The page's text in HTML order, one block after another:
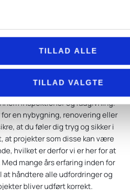
TILLAD ALLE
TILLAD VALGTE
og uvildige
i København
tilbyder vi omfattende ydelser
Som byggesagkyndige i
inspektioner og rådgivning.
en nybygning, renovering eller
at du føler dig tryg og sikker i
at projekter som disse kan være
hvilket er derfor vi er her for at
mange års erfaring inden for
at håndtere alle udfordringer og
bliver udført korrekt.